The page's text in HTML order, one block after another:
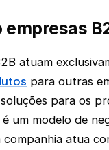
empresas
atuam
para outras
para os
é um modelo de
companhia atua